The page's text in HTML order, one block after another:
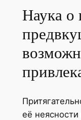
Наука о
её